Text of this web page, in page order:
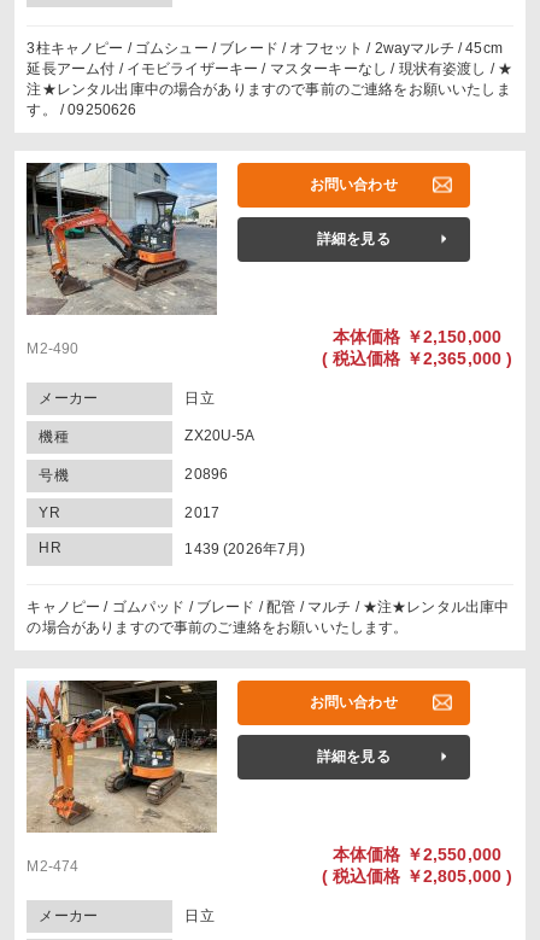
3柱キャノピー / ゴムシュー / ブレード / オフセット / 2wayマルチ / 45cm
延長アーム付 / イモビライザーキー / マスターキーなし / 現状有姿渡し / ★
注★レンタル出庫中の場合がありますので事前のご連絡をお願いいたしま
す。 / 09250626
お問い合わせ
詳細を見る
M2-490
本体価格 ￥2,150,000
( 税込価格 ￥2,365,000 )
メーカー 日立
機種 ZX20U-5A
号機 20896
YR 2017
HR 1439 (2026年7月)
キャノピー / ゴムパッド / ブレード / 配管 / マルチ / ★注★レンタル出庫中
の場合がありますので事前のご連絡をお願いいたします。
お問い合わせ
詳細を見る
M2-474
本体価格 ￥2,550,000
( 税込価格 ￥2,805,000 )
メーカー 日立